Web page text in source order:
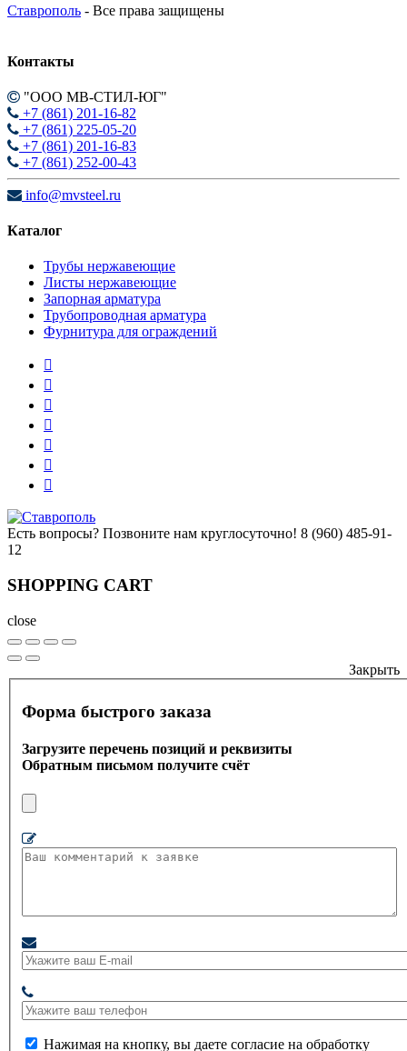
Ставрополь - Все права защищены
Контакты
"ООО МВ-СТИЛ-ЮГ"
+7 (861) 201-16-82
+7 (861) 225-05-20
+7 (861) 201-16-83
+7 (861) 252-00-43
info@mvsteel.ru
Каталог
Трубы нержавеющие
Листы нержавеющие
Запорная арматура
Трубопроводная арматура
Фурнитура для ограждений
Есть вопросы? Позвоните нам круглосуточно! 8 (960) 485-91-
12
SHOPPING CART
close
Закрыть
Форма быстрого заказа
Загрузите перечень позиций и реквизиты
Обратным письмом получите счёт
Нажимая на кнопку, вы даете согласие на обработку